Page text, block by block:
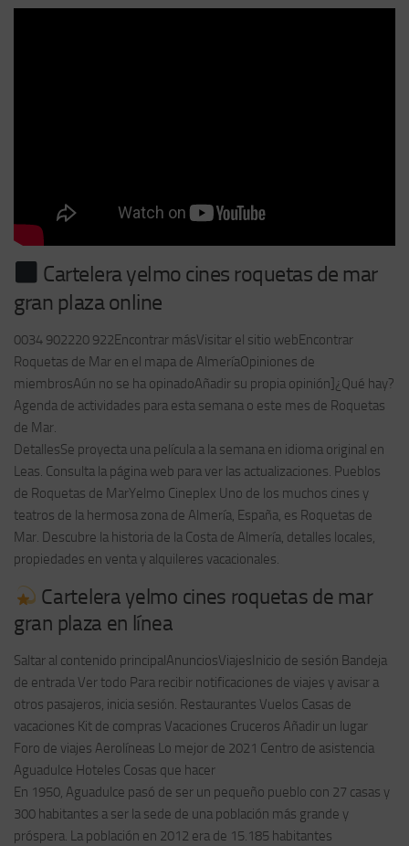
Cartelera yelmo cines roquetas de mar
gran plaza online
0034 902220 922Encontrar másVisitar el sitio webEncontrar
Roquetas de Mar en el mapa de AlmeríaOpiniones de
miembrosAún no se ha opinadoAñadir su propia opinión]¿Qué hay?
Agenda de actividades para esta semana o este mes de Roquetas
de Mar.
DetallesSe proyecta una película a la semana en idioma original en
Leas. Consulta la página web para ver las actualizaciones. Pueblos
de Roquetas de MarYelmo Cineplex Uno de los muchos cines y
teatros de la hermosa zona de Almería, España, es Roquetas de
Mar. Descubre la historia de la Costa de Almería, detalles locales,
propiedades en venta y alquileres vacacionales.
Cartelera yelmo cines roquetas de mar
gran plaza en línea
Saltar al contenido principalAnunciosViajesInicio de sesión Bandeja
de entrada Ver todo Para recibir notificaciones de viajes y avisar a
otros pasajeros, inicia sesión. Restaurantes Vuelos Casas de
vacaciones Kit de compras Vacaciones Cruceros Añadir un lugar
Foro de viajes Aerolíneas Lo mejor de 2021 Centro de asistencia
Aguadulce Hoteles Cosas que hacer
En 1950, Aguadulce pasó de ser un pequeño pueblo con 27 casas y
300 habitantes a ser la sede de una población más grande y
próspera. La población en 2012 era de 15.185 habitantes